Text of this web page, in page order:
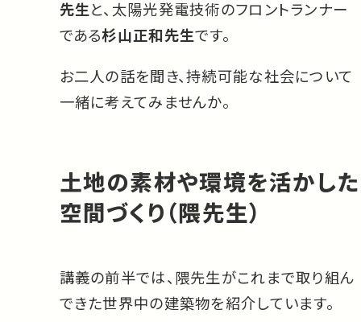
先生と、太陽光発電技術のフロントランナー
である杉山正和先生です。
お二人の話を聞き、持続可能な社会について
一緒に考えてみませんか。
土地の素材や環境を活かした
空間づくり（隈先生）
講義の前半では、隈先生がこれまで取り組ん
できた世界中の建築物を紹介しています。